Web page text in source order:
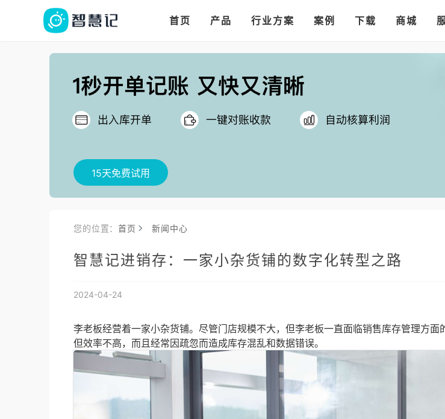
首页 产品
多语言、多币种、多汇率。
行业方案
多店多仓统管，调拨更高效 把你的店铺开进手机微信里
案例 下载 商城
15天免费试用
您的位置：首页 新闻中心
智慧记进销存：一家小杂货铺的数字化转型之路
2024-04-24
李老板经营着一家小杂货铺。尽管门店规模不大，但李老板一直面临销售库存管理方面
但效率不高，而且经常因疏忽而造成库存混乱和数据错误。